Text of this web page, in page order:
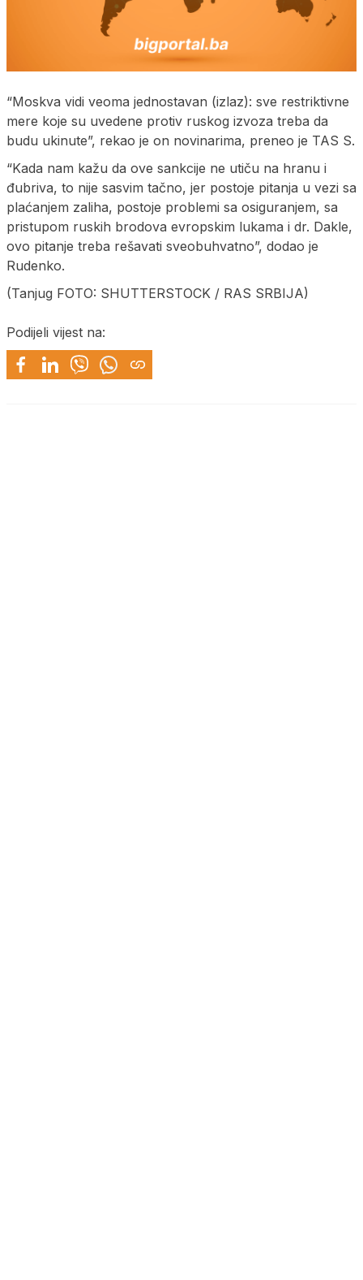
“Moskva vidi veoma jednostavan (izlaz): sve restriktivne
mere koje su uvedene protiv ruskog izvoza treba da
budu ukinute”, rekao je on novinarima, preneo je TAS S.
“Kada nam kažu da ove sankcije ne utiču na hranu i
đubriva, to nije sasvim tačno, jer postoje pitanja u vezi sa
plaćanjem zaliha, postoje problemi sa osiguranjem, sa
pristupom ruskih brodova evropskim lukama i dr. Dakle,
ovo pitanje treba rešavati sveobuhvatno”, dodao je
Rudenko.
(Tanjug FOTO: SHUTTERSTOCK / RAS SRBIJA)
Podijeli vijest na: